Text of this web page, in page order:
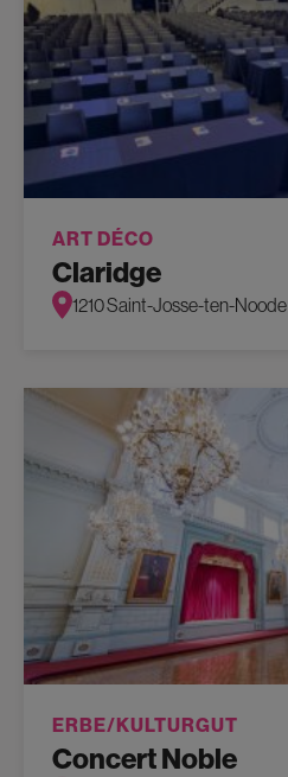
ART DÉCO
Claridge
1210 Saint-Josse-ten-Noode
ERBE/KULTURGUT
Concert Noble